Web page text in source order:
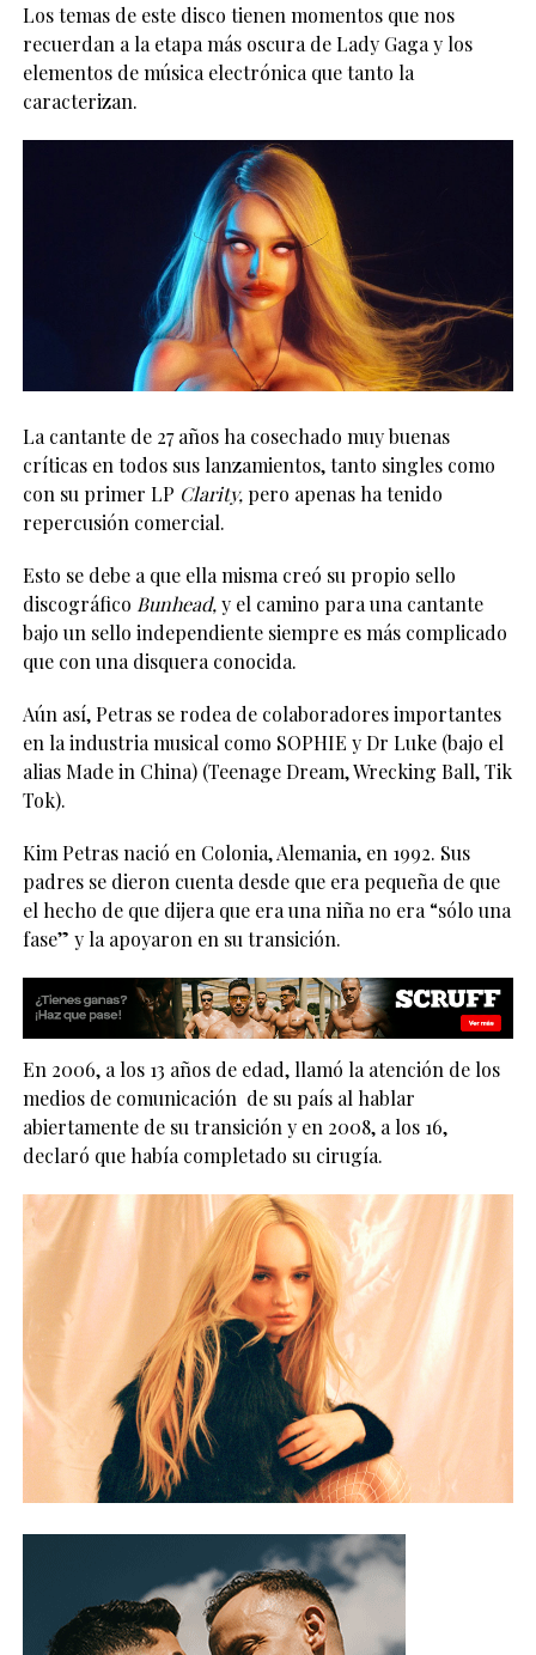
Los temas de este disco tienen momentos que nos
recuerdan a la etapa más oscura de Lady Gaga y los
elementos de música electrónica que tanto la
caracterizan.
La cantante de 27 años ha cosechado muy buenas
críticas en todos sus lanzamientos, tanto singles como
con su primer LP Clarity, pero apenas ha tenido
repercusión comercial.
Esto se debe a que ella misma creó su propio sello
discográfico Bunhead,y el camino para una cantante
bajo un sello independiente siempre es más complicado
que con una disquera conocida.
Aún así, Petras se rodea de colaboradores importantes
en la industria musical como SOPHIE y Dr Luke (bajo el
alias Made in China) (Teenage Dream, Wrecking Ball, Tik
Tok).
Kim Petras nació en Colonia, Alemania, en 1992. Sus
padres se dieron cuenta desde que era pequeña de que
el hecho de que dijera que era una niña no era “sólo una
fase” y la apoyaron en su transición.
En 2006, a los 13 años de edad, llamó la atención de los
medios de comunicación de su país al hablar
abiertamente de su transición y en 2008, a los 16,
declaró que había completado su cirugía.